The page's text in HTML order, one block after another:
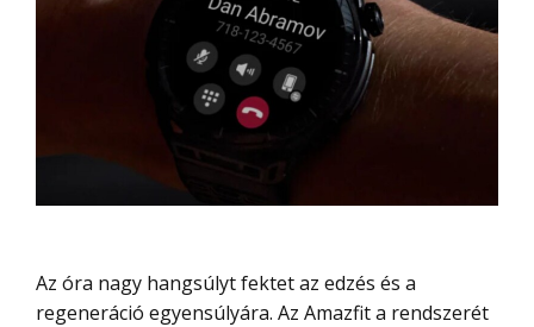
Az óra nagy hangsúlyt fektet az edzés és a
regeneráció egyensúlyára. Az Amazfit a rendszerét